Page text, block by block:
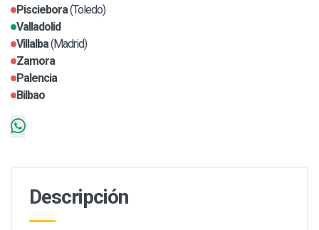
Pisciebora(Toledo)
Valladolid
Villalba(Madrid)
Zamora
Palencia
Bilbao
Descripción